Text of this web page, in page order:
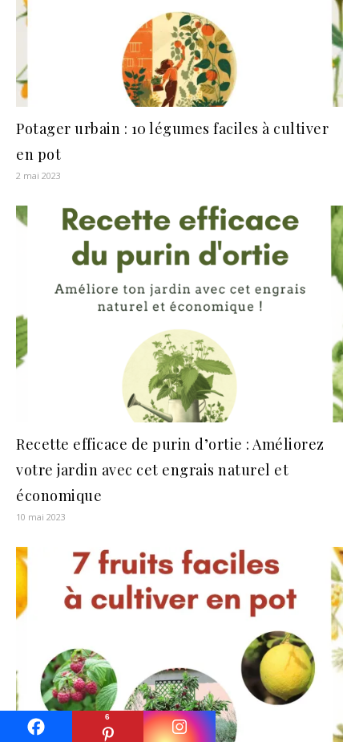
6
Potager urbain : 10 légumes faciles à cultiver
en pot
2 mai 2023
Recette efficace de purin d’ortie : Améliorez
votre jardin avec cet engrais naturel et
économique
10 mai 2023